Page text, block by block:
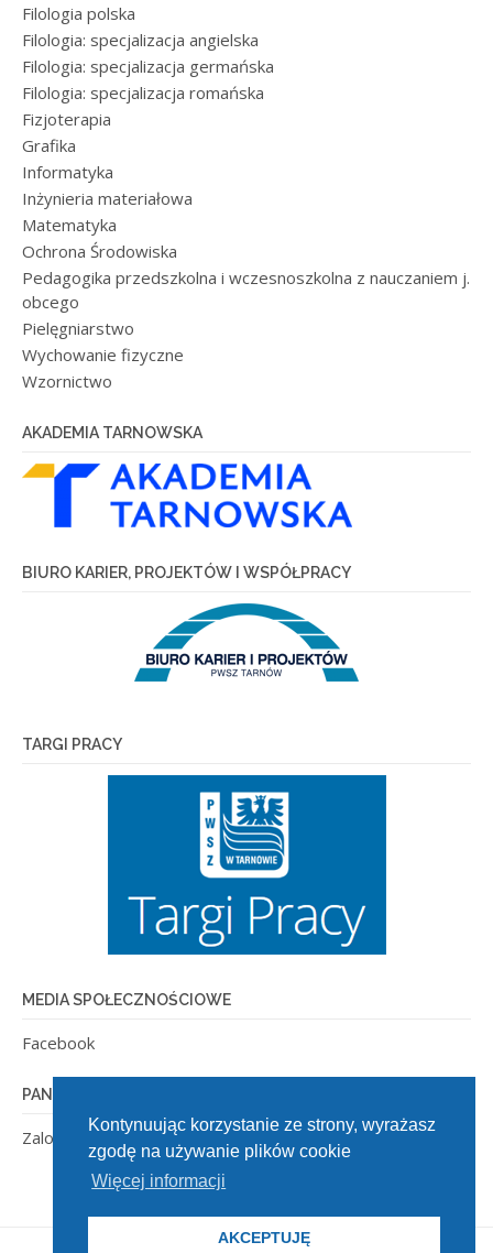
Filologia polska
Filologia: specjalizacja angielska
Filologia: specjalizacja germańska
Filologia: specjalizacja romańska
Fizjoterapia
Grafika
Informatyka
Inżynieria materiałowa
Matematyka
Ochrona Środowiska
Pedagogika przedszkolna i wczesnoszkolna z nauczaniem j.
obcego
Pielęgniarstwo
Wychowanie fizyczne
Wzornictwo
AKADEMIA TARNOWSKA
BIURO KARIER, PROJEKTÓW I WSPÓŁPRACY
TARGI PRACY
MEDIA SPOŁECZNOŚCIOWE
Facebook
PANEL ADMINISTRACYJNY
Zaloguj się
Kontynuując korzystanie ze strony, wyrażasz
zgodę na używanie plików cookie
Więcej informacji
AKCEPTUJĘ